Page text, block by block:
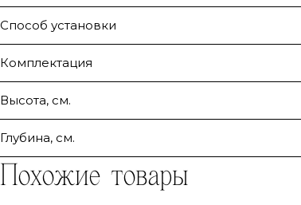
Способ установки
Комплектация
Высота, см.
Глубина, см.
Похожие товары